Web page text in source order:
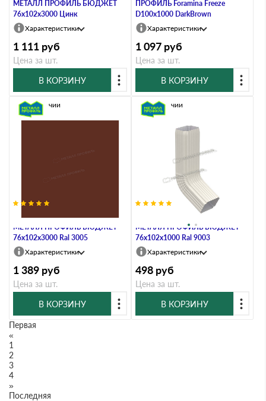
МЕТАЛЛ ПРОФИЛЬ БЮДЖЕТ
76х102х3000 Цинк
Характеристики
1 111 руб
Цена за шт.
В КОРЗИНУ
ПРОФИЛЬ Foramina Freeze
D100х1000 DarkBrown
Характеристики
1 097 руб
Цена за шт.
В КОРЗИНУ
Труба водосточная с коленом
МЕТАЛЛ ПРОФИЛЬ БЮДЖЕТ
76х102х3000 Ral 3005
В наличии
Характеристики
1 389 руб
Цена за шт.
В КОРЗИНУ
Труба водосточная с коленом
МЕТАЛЛ ПРОФИЛЬ БЮДЖЕТ
76х102х1000 Ral 9003
В наличии
Характеристики
498 руб
Цена за шт.
В КОРЗИНУ
Первая
«
1
2
3
4
»
Последняя